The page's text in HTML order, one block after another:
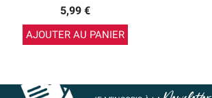
5,99 €
AJOUTER AU PANIER